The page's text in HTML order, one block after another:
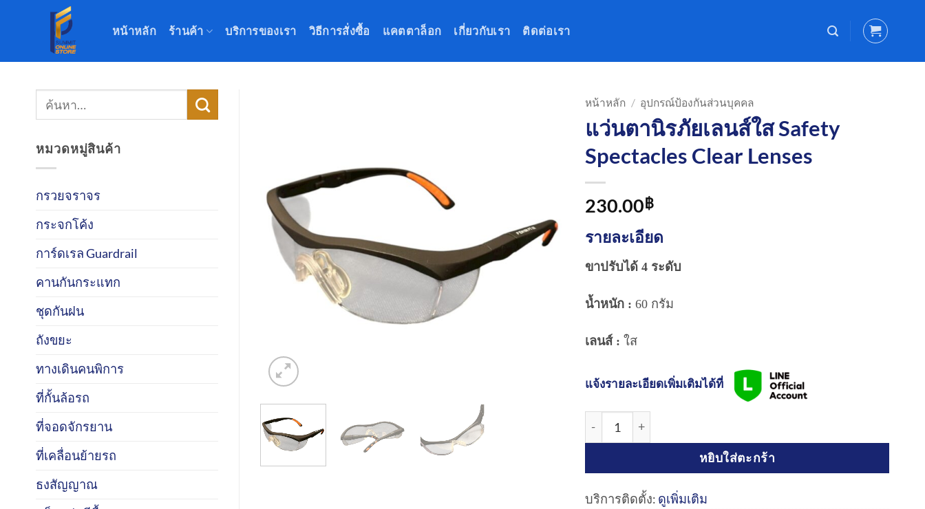
หน้าหลัก ร้านค้า บริการของเรา วิธีการสั่งซื้อ แคตตาล็อก เกี่ยวกับเรา ติดต่อเรา
ค้นหา:
หมวดหมู่สินค้า
กรวยจราจร
กระจกโค้ง
การ์ดเรล Guardrail
คานกันกระแทก
ชุดกันฝน
ถังขยะ
ทางเดินคนพิการ
ที่กั้นล้อรถ
ที่จอดจักรยาน
ที่เคลื่อนย้ายรถ
ธงสัญญาณ
หน้าหลัก / อุปกรณ์ป้องกันส่วนบุคคล
แว่นตานิรภัยเลนส์ใส Safety
Spectacles Clear Lenses
230.00฿
รายละเอียด
ขาปรับได้ 4 ระดับ
น้ำหนัก : 60 กรัม
เลนส์ : ใส
แจ้งรายละเอียดเพิ่มเติมได้ที่
หยิบใส่ตะกร้า
บริการติดตั้ง: ดูเพิ่มเติม